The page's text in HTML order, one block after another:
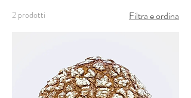
2 prodotti Filtra e ordina